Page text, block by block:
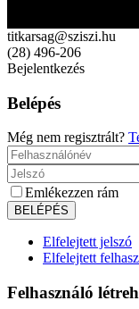
titkarsag@sziszi.hu
(28) 496-206
Bejelentkezés
Belépés
Még nem regisztrált?
Emlékezzen rám
Elfelejtett jelszó
Elfelejtett
Felhasználó